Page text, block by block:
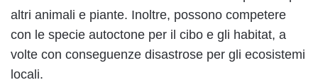
altri animali e piante. Inoltre, possono competere
con le specie autoctone per il cibo e gli habitat, a
volte con conseguenze disastrose per gli ecosistemi
locali.